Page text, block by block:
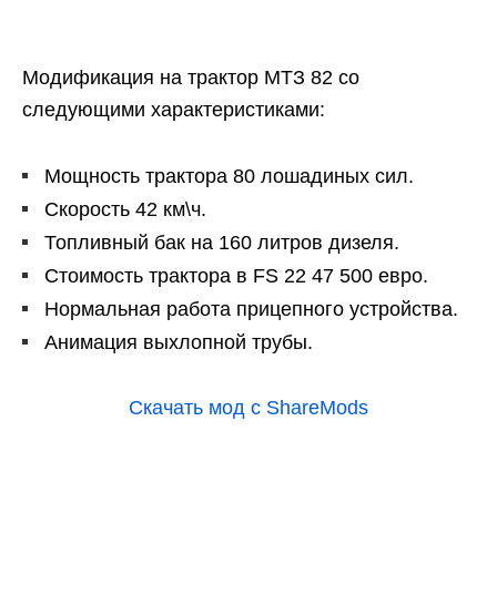
Модификация на трактор МТЗ 82 со
следующими характеристиками:
Мощность трактора 80 лошадиных сил.
Скорость 42 км\ч.
Топливный бак на 160 литров дизеля.
Стоимость трактора в FS 22 47 500 евро.
Нормальная работа прицепного устройства.
Анимация выхлопной трубы.
Скачать мод с ShareMods